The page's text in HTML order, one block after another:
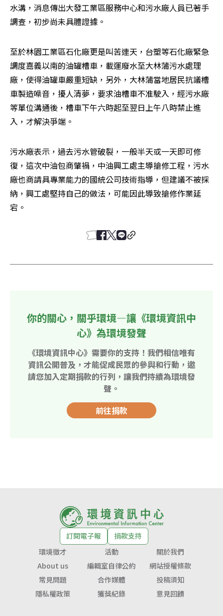
水溝，消息傳出大發工業區服務中心和污水廠人員已著手
調查，初步尚未具體證據。
至於林園工業區石化廠更是叫苦連天，台塑等石化廠緊急
調度嘉義以南的油罐槽車，載運廢水至大林蒲污水處理
廠，使得油罐車嚴重短缺，另外，大林蒲當地居民抗議槽
車製造噪音，擾人清夢，要求油槽車不准駛入，經污水廠
等單位溝通後，槽車下午六時起至翌日上午八時禁止進
入，才解決爭端。
污水廠表示，過去污水管破裂，一般半天或一天即可修
復，這次中油包商肇禍，中油興工處主導搶修工程，污水
廠也商請具專業能力的國統公司技術指導，但建議不被採
納，興工處堅持自己的做法，可能因此導致搶修作業延
宕。
你的關心，關乎環境—讓《環境資訊中
心》為環境發聲
《環境資訊中心》需要你的支持！我們相信唯有
資訊公開普及，才能促成民眾的參與和行動，邀
請您加入定期捐款的行列，讓我們持續為環境發
聲。
前往捐款
訂閱電子報
捐款支持
環境徵才
活動
關於我們
About us
編輯室自律公約
網站授權條款
常見問題
合作媒體
投稿須知
隱私權政策
獲獎紀錄 意見回饋